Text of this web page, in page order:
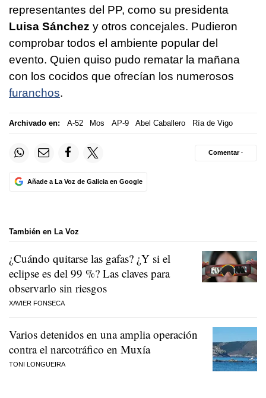
representantes del PP, como su presidenta
Luisa Sánchez y otros concejales. Pudieron
comprobar todos el ambiente popular del
evento. Quien quiso pudo rematar la mañana
con los cocidos que ofrecían los numerosos
furanchos.
Archivado en: A-52 Mos AP-9 Abel Caballero Ría de Vigo
Añade a La Voz de Galicia en Google
Comentar ·
También en La Voz
¿Cuándo quitarse las gafas? ¿Y si el
eclipse es del 99 %? Las claves para
observarlo sin riesgos
XAVIER FONSECA
Varios detenidos en una amplia operación
contra el narcotráfico en Muxía
TONI LONGUEIRA